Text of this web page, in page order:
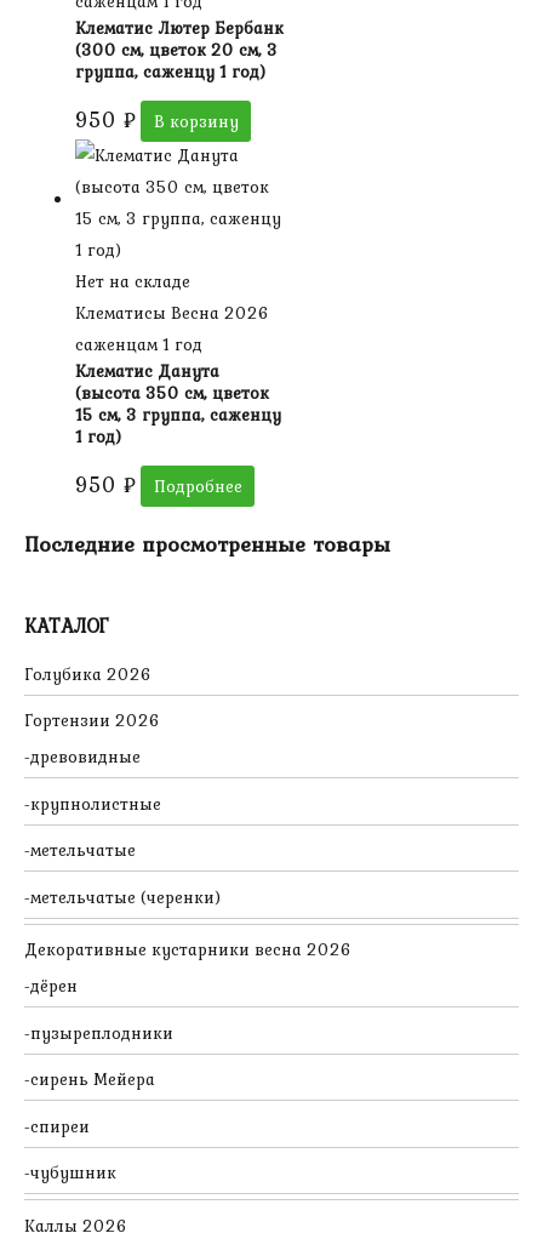
КАТАЛОГ
Голубика 2026
Гортензии 2026
древовидные
крупнолистные
метельчатые
метельчатые (черенки)
Декоративные кустарники весна 2026
дёрен
пузыреплодники
сирень Мейера
спиреи
чубушник
Каллы 2026
Клематис Лютер Бербанк
(300 см, цветок 20 см, 3
группа, саженцу 1 год)
950 ₽ В корзину
Нет на складе
Клематисы Весна 2026
саженцам 1 год
Клематис Данута
(высота 350 см, цветок
15 см, 3 группа, саженцу
1 год)
950 ₽ Подробнее
Последние просмотренные товары